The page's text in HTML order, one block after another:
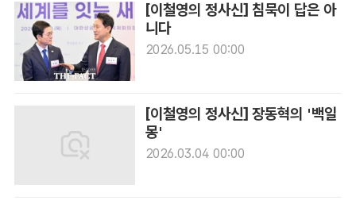
[이철영의 정사신] 침묵이 답은 아
니다
2026.05.15 00:00
[이철영의 정사신] 장동혁의 '백일
몽'
2026.03.04 00:00